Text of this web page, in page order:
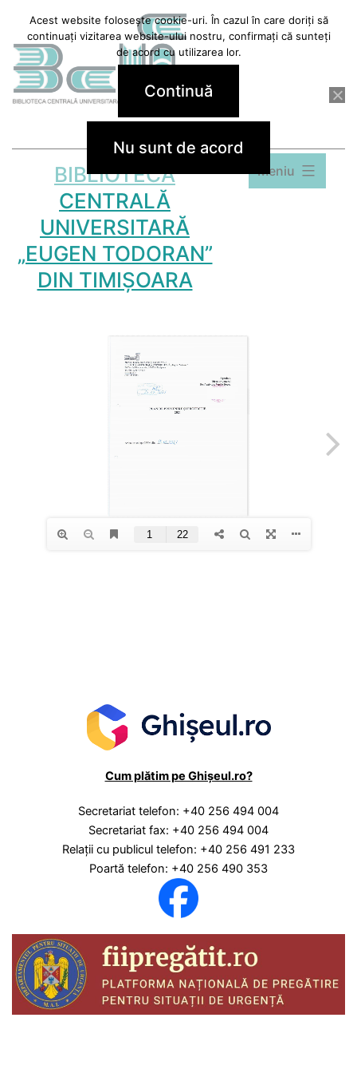
conținut
BIBLIOTECA
CENTRALĂ
UNIVERSITARĂ
„EUGEN TODORAN”
DIN TIMIȘOARA
Meniu
Cum plătim pe Ghișeul.ro?
Secretariat telefon: +40 256 494 004
Secretariat fax: +40 256 494 004
Relaţii cu publicul telefon: +40 256 491 233
Poartă telefon: +40 256 490 353
Acest website folosește cookie-uri. În cazul în care doriți să
continuați vizitarea website-ului nostru, confirmați că sunteți
de acord cu utilizarea lor.
Continuă
Nu sunt de acord